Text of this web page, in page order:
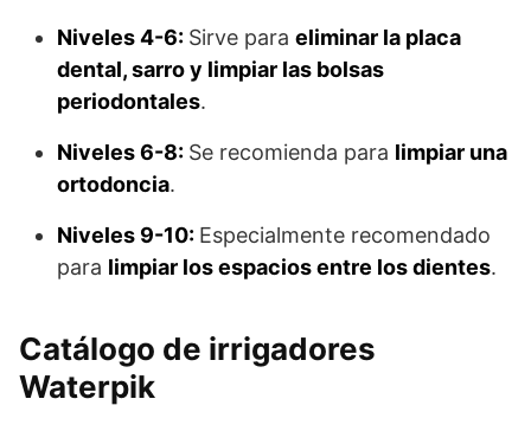
Niveles 4-6: Sirve para eliminar la placa
dental, sarro y limpiar las bolsas
periodontales.
Niveles 6-8: Se recomienda para limpiar una
ortodoncia.
Niveles 9-10: Especialmente recomendado
para limpiar los espacios entre los dientes.
Catálogo de irrigadores
Waterpik